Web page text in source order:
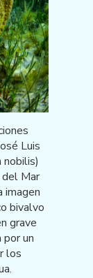
Luis
nobilis)
del Mar
imagen
bivalvo
grave
un
los